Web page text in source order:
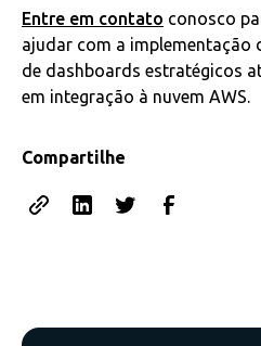
Entre em contato conosco
ajudar com a implementação
de dashboards estratégicos
em integração à nuvem AWS.
Compartilhe